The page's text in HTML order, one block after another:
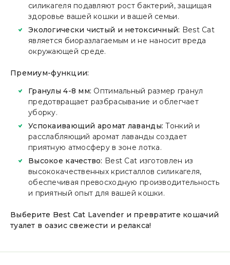
силикагеля подавляют рост бактерий, защищая
здоровье вашей кошки и вашей семьи.
Экологически чистый и нетоксичный: Best Cat
является биоразлагаемым и не наносит вреда
окружающей среде.
Премиум-функции:
Гранулы 4-8 мм: Оптимальный размер гранул
предотвращает разбрасывание и облегчает
уборку.
Успокаивающий аромат лаванды: Тонкий и
расслабляющий аромат лаванды создает
приятную атмосферу в зоне лотка.
Высокое качество: Best Cat изготовлен из
высококачественных кристаллов силикагеля,
обеспечивая превосходную производительность
и приятный опыт для вашей кошки.
Выберите Best Cat Lavender и превратите кошачий
туалет в оазис свежести и релакса!